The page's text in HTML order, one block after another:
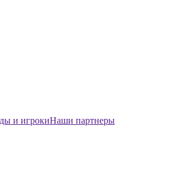
и игрокиНаши партнеры